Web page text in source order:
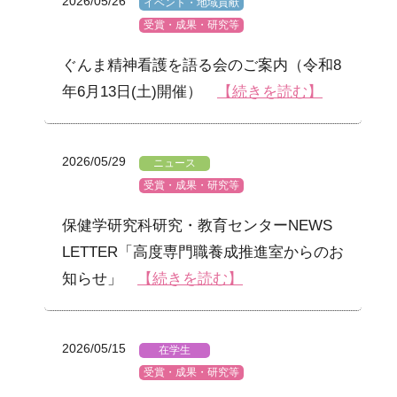
イベント・地域貢献
受賞・成果・研究等
ぐんま精神看護を語る会のご案内（令和8
年6月13日(土)開催）
【続きを読む】
2026/05/29
ニュース
受賞・成果・研究等
保健学研究科研究・教育センターNEWS
LETTER「高度専門職養成推進室からのお
知らせ」
【続きを読む】
2026/05/15
在学生
受賞・成果・研究等